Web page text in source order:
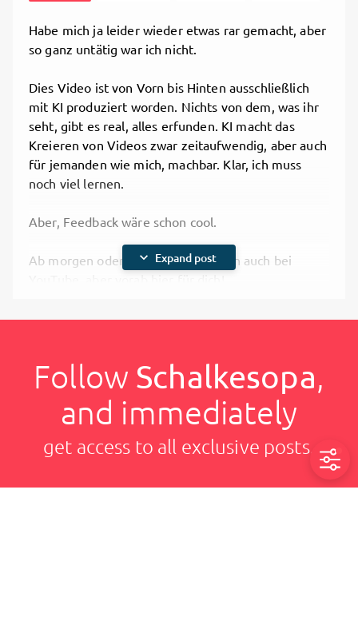
Habe mich ja leider wieder etwas rar gemacht, aber
so ganz untätig war ich nicht.
Dies Video ist von Vorn bis Hinten ausschließlich
mit KI produziert worden. Nichts von dem, was ihr
seht, gibt es real, alles erfunden. KI macht das
Kreieren von Videos zwar zeitaufwendig, aber auch
für jemanden wie mich, machbar. Klar, ich muss
noch viel lernen.
Aber, Feedback wäre schon cool.
Ab morgen oder so, gibt es das dann auch bei
expand_more Expand post
Follow Schalkesopa,
and immediately
get access to all exclusive posts.